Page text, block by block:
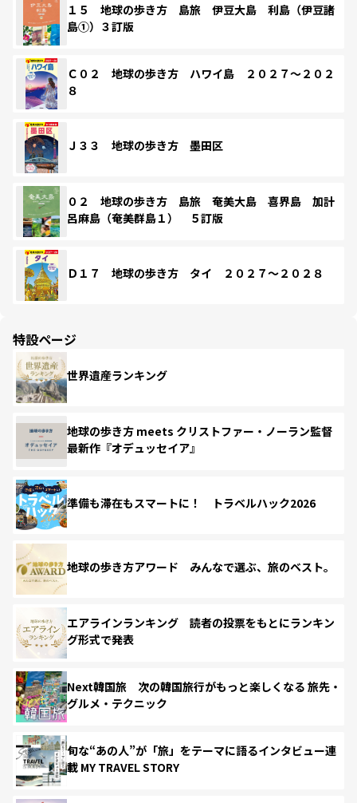
１５ 地球の歩き方 島旅 伊豆大島 利島（伊豆諸
島①）３訂版
Ｃ０２ 地球の歩き方 ハワイ島 ２０２７～２０２
８
Ｊ３３ 地球の歩き方 墨田区
０２ 地球の歩き方 島旅 奄美大島 喜界島 加計
呂麻島（奄美群島１） ５訂版
Ｄ１７ 地球の歩き方 タイ ２０２７～２０２８
特設ページ
世界遺産ランキング
地球の歩き方 meets クリストファー・ノーラン監督
最新作『オデュッセイア』
準備も滞在もスマートに！ トラベルハック2026
地球の歩き方アワード みんなで選ぶ、旅のベスト。
エアラインランキング 読者の投票をもとにランキン
グ形式で発表
Next韓国旅 次の韓国旅行がもっと楽しくなる 旅先・
グルメ・テクニック
旬な“あの人”が「旅」をテーマに語るインタビュー連
載 MY TRAVEL STORY